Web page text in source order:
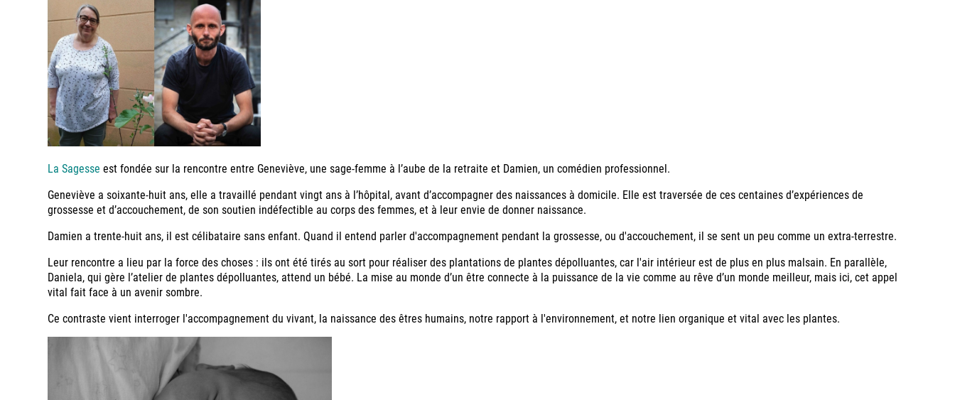
La Sagesse est fondée sur la rencontre entre Geneviève, une sage-femme à l’aube de la retraite et Damien, un comédien professionnel.
Geneviève a soixante-huit ans, elle a travaillé pendant vingt ans à l’hôpital, avant d’accompagner des naissances à domicile. Elle est traversée de ces centaines d’expériences de
grossesse et d’accouchement, de son soutien indéfectible au corps des femmes, et à leur envie de donner naissance.
Damien a trente-huit ans, il est célibataire sans enfant. Quand il entend parler d'accompagnement pendant la grossesse, ou d'accouchement, il se sent un peu comme un extra-terrestre.
Leur rencontre a lieu par la force des choses : ils ont été tirés au sort pour réaliser des plantations de plantes dépolluantes, car l'air intérieur est de plus en plus malsain. En parallèle,
Daniela, qui gère l’atelier de plantes dépolluantes, attend un bébé. La mise au monde d’un être connecte à la puissance de la vie comme au rêve d’un monde meilleur, mais ici, cet appel
vital fait face à un avenir sombre.
Ce contraste vient interroger l'accompagnement du vivant, la naissance des êtres humains, notre rapport à l'environnement, et notre lien organique et vital avec les plantes.